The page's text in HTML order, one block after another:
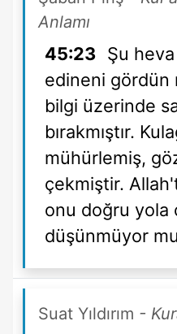
Anlamı
45:23 Şu
edineni gördün
bilgi üzerinde
bırakmıştır.
mühürlemiş,
çekmiştir.
onu doğru yola
düşünmüyor
Suat Yıldırım -